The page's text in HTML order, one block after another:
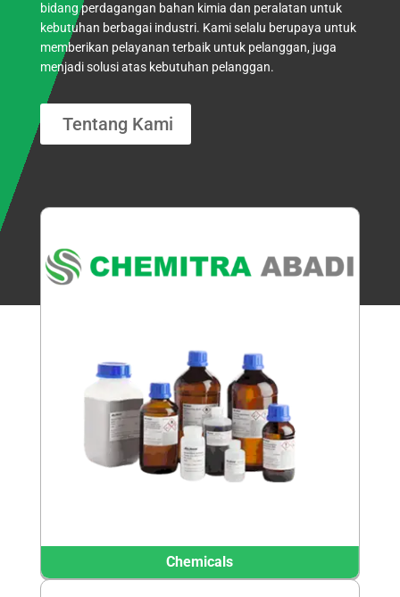
bidang perdagangan bahan kimia dan peralatan untuk
kebutuhan berbagai industri. Kami selalu berupaya untuk
memberikan pelayanan terbaik untuk pelanggan, juga
menjadi solusi atas kebutuhan pelanggan.
Tentang Kami
Chemicals